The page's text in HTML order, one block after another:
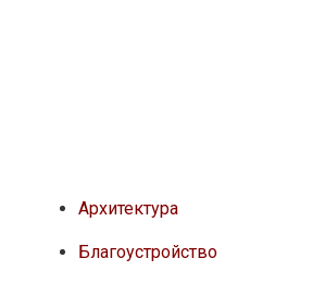
Архитектура
Благоустройство